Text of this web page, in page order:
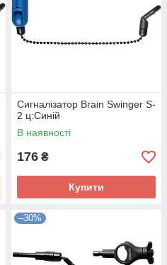
Сигналізатор Brain Swinger S-
2 ц:Синій
В наявності
176 ₴
Купити
–30%